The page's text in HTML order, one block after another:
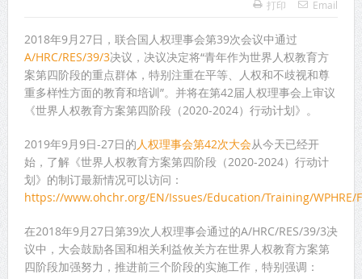
打印
Email
2018年9月27日，联合国人权理事会第39次会议中通过
A/HRC/RES/39/3决议，决议决定将“青年作为世界人权教育方
案第四阶段的重点群体，特别注重在平等、人权和不歧视和尊
重多样性方面的教育和培训”。并将在第42届人权理事会上审议
《世界人权教育方案第四阶段（2020-2024）行动计划》。
2019年9月9日-27日的人权理事会第42次大会从今天已经开
始，了解《世界人权教育方案第四阶段（2020-2024）行动计
划》的制订最新情况可以访问：
https://www.ohchr.org/EN/Issues/Education/Training/
在2018年9月27日第39次人权理事会通过的A/HRC/RES/39/3决
议中，大会鼓励各国和相关利益攸关方在世界人权教育方案第
四阶段加强努力，推进前三个阶段的实施工作，特别强调：